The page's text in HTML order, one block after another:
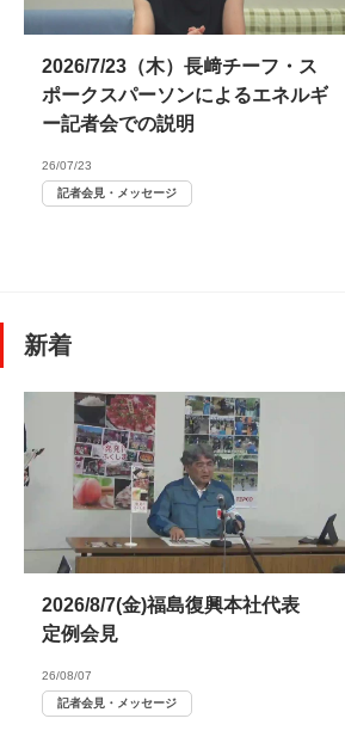
2026/7/23（木）長﨑チーフ・ス
ポークスパーソンによるエネルギ
ー記者会での説明
26/07/23
記者会見・メッセージ
新着
2026/8/7(金)福島復興本社代表
定例会見
26/08/07
記者会見・メッセージ